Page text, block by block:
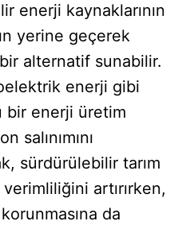
enerji kaynaklarının
yerine geçerek
alternatif sunabilir.
enerji gibi
bir enerji üretim
salınımını
sürdürülebilir tarım
artırırken,
da